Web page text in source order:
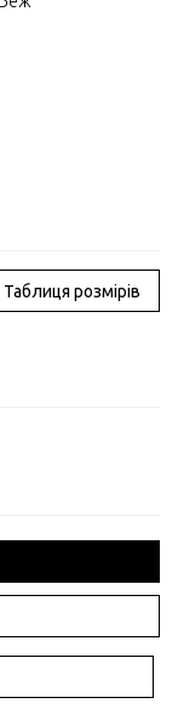
Таблиця розмірів